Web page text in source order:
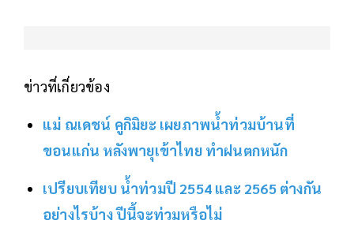
ข่าวที่เกี่ยวข้อง
แม่ ณเดชน์ คูกิมิยะ เผยภาพน้ำท่วมบ้านที่
ขอนแก่น หลังพายุเข้าไทย ทำฝนตกหนัก
เปรียบเทียบ น้ำท่วมปี 2554 และ 2565 ต่างกัน
อย่างไรบ้าง ปีนี้จะท่วมหรือไม่